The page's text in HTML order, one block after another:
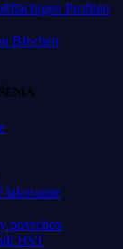
Profilen
Blechen
lakovanie
povrchov
HST